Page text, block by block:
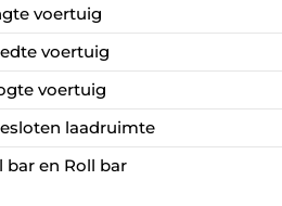
voertuig
voertuig
voertuig
laadruimte
bar en Roll bar